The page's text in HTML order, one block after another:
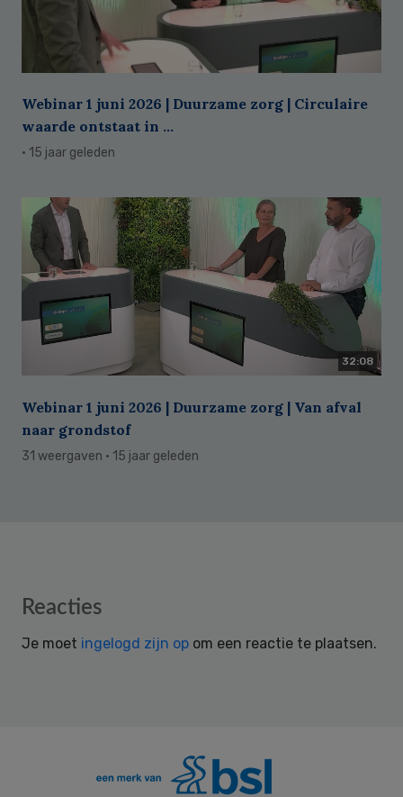
Webinar 1 juni 2026 | Duurzame zorg | Circulaire
waarde ontstaat in ...
· 15 jaar geleden
32:08
Webinar 1 juni 2026 | Duurzame zorg | Van afval
naar grondstof
31 weergaven · 15 jaar geleden
Reader
Reacties
Je moet ingelogd zijn op om een reactie te plaatsen.